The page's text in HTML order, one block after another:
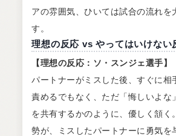
アの雰囲気、ひいては試合の流れを
す。
理想の反応 vs やってはいけない
【理想の反応：ソ・スンジェ選手】
パートナーがミスした後、すぐに相
責めるでもなく、ただ「悔しいよな
を共有するかのように、優しく頷く
勢が、ミスしたパートナーに勇気を